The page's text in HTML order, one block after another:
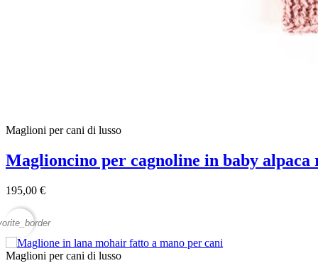
Maglioni per cani di lusso
Maglioncino per cagnoline in baby
195,00 €
Maglioni per cani di lusso